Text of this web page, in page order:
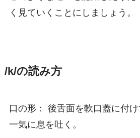
く見ていくことにしましょう。
/k/の読み方
口の形： 後舌面を軟口蓋に付
一気に息を吐く。